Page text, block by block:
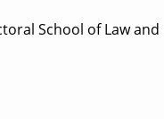
School of Law